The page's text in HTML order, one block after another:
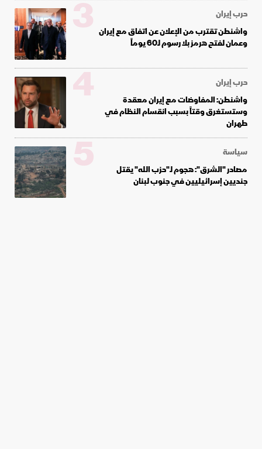
حرب إيران
واشنطن تقترب من الإعلان عن اتفاق مع إيران
وعمان لفتح هرمز بلا رسوم لـ60 يوماً
3
حرب إيران
واشنطن: المفاوضات مع إيران معقدة
وستستغرق وقتاً بسبب انقسام النظام في
طهران
4
سياسة
مصادر "الشرق": هجوم لـ"حزب الله" يقتل
جنديين إسرائيليين في جنوب لبنان
5